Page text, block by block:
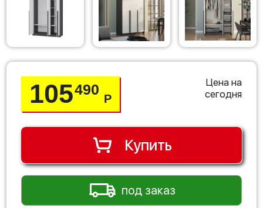
105490
Р
Цена на
сегодня
Купить
под заказ